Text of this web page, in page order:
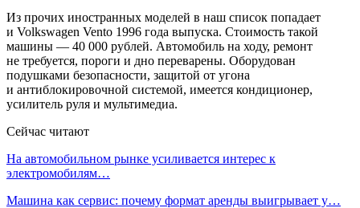
Из прочих иностранных моделей в наш список попадает
и Volkswagen Vento 1996 года выпуска. Стоимость такой
машины — 40 000 рублей. Автомобиль на ходу, ремонт
не требуется, пороги и дно переварены. Оборудован
подушками безопасности, защитой от угона
и антиблокировочной системой, имеется кондиционер,
усилитель руля и мультимедиа.
Сейчас читают
На автомобильном рынке усиливается интерес к
электромобилям…
Машина как сервис: почему формат аренды выигрывает у…